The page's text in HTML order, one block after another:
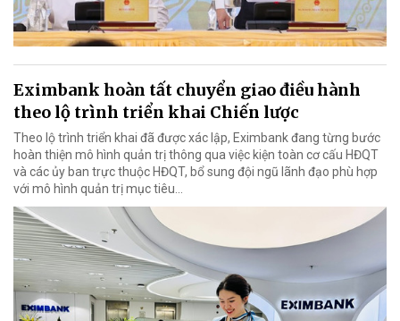
Eximbank hoàn tất chuyển giao điều hành
theo lộ trình triển khai Chiến lược
Theo lộ trình triển khai đã được xác lập, Eximbank đang từng bước
hoàn thiện mô hình quản trị thông qua việc kiện toàn cơ cấu HĐQT
và các ủy ban trực thuộc HĐQT, bổ sung đội ngũ lãnh đạo phù hợp
với mô hình quản trị mục tiêu...